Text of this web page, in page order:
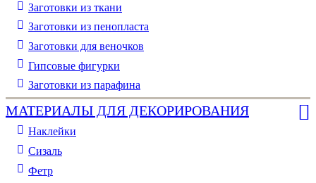
Заготовки из ткани
Заготовки из пенопласта
Заготовки для веночков
Гипсовые фигурки
Заготовки из парафина
МАТЕРИАЛЫ ДЛЯ ДЕКОРИРОВАНИЯ
Наклейки
Сизаль
Фетр